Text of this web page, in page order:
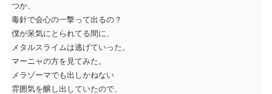
つか、
毒針で会心の一撃って出るの？
僕が呆気にとられてる間に、
メタルスライムは逃げていった。
マーニャの方を見てみた。
メラゾーマでも出しかねない
雰囲気を醸し出していたので、